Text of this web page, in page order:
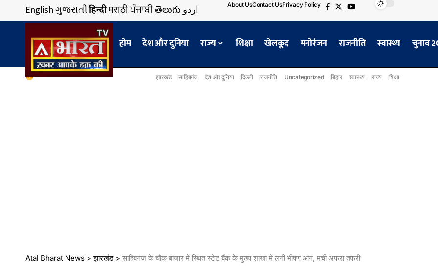
Englishગુજરાતીहिन्दीमराठीਪੰਜਾਬੀతెలుగుاردو About UsContact UsPrivacy Policy
होम देश और दुनिया राज्य शिक्षा खेलकूद मनोरंजन राजनीति स्वास्थ्य चुनाव
झारखंड साहिबगंज देश और दुनिया दिल्ली राजनीति Uncategorized बिहार स्वास्थ्य राज्य शिक्षा
Atal Bharat News >झारखंड> साहिबगंज के चौक बाजार में स्थित स्टेट बैंक के मुख्य शाखा में लगी भीषण आग, मची अफरा तफरी